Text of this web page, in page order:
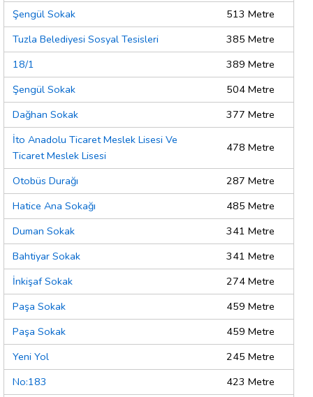
Şengül Sokak
513 Metre
Tuzla Belediyesi Sosyal Tesisleri
385 Metre
18/1
389 Metre
Şengül Sokak
504 Metre
Dağhan Sokak
377 Metre
İto Anadolu Ticaret Meslek Lisesi Ve
Ticaret Meslek Lisesi
478 Metre
Otobüs Durağı
287 Metre
Hatice Ana Sokağı
485 Metre
Duman Sokak
341 Metre
Bahtiyar Sokak
341 Metre
İnkişaf Sokak
274 Metre
Paşa Sokak
459 Metre
Paşa Sokak
459 Metre
Yeni Yol
245 Metre
No:183
423 Metre